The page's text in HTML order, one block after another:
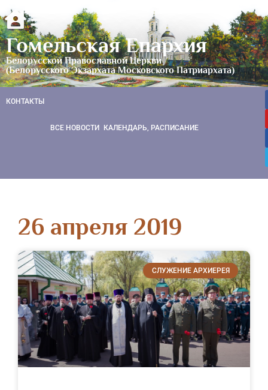
Гомельская Епархия
Белорусской Православной Церкви
(Белорусского Экзархата Московского Патриархата)
КОНТАКТЫ
ВСЕ НОВОСТИ КАЛЕНДАРЬ, РАСПИСАНИЕ
26 апреля 2019
СЛУЖЕНИЕ АРХИЕРЕЯ